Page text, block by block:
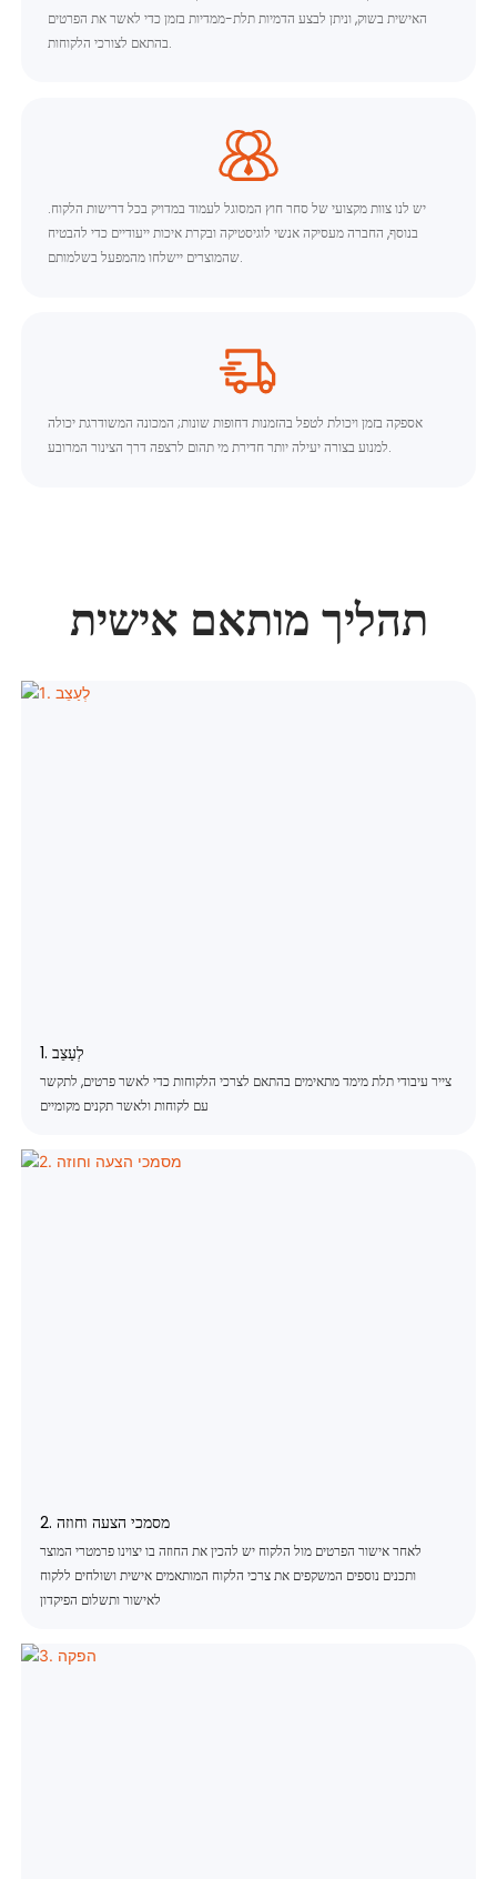
האישית בשוק, וניתן לבצע הדמיות תלת-ממדיות בזמן כדי לאשר את הפרטים
בהתאם לצורכי הלקוחות.
יש לנו צוות מקצועי של סחר חוץ המסוגל לעמוד במדויק בכל דרישות הלקוח.
בנוסף, החברה מעסיקה אנשי לוגיסטיקה ובקרת איכות ייעודיים כדי להבטיח
שהמוצרים יישלחו מהמפעל בשלמותם.
אספקה ​​בזמן ויכולת לטפל בהזמנות דחופות שונות; המכונה המשודרגת יכולה
למנוע בצורה יעילה יותר חדירת מי תהום לרצפה דרך הצינור המרובע.
תהליך מותאם אישית
1. לְעַצֵב
צייר עיבודי תלת מימד מתאימים בהתאם לצרכי הלקוחות כדי לאשר פרטים, לתקשר
עם לקוחות ולאשר תקנים מקומיים
2. מסמכי הצעה וחוזה
לאחר אישור הפרטים מול הלקוח יש להכין את החוזה בו יצוינו פרמטרי המוצר
ותכנים נוספים המשקפים את צרכי הלקוח המותאמים אישית ושולחים ללקוח
לאישור ותשלום הפיקדון